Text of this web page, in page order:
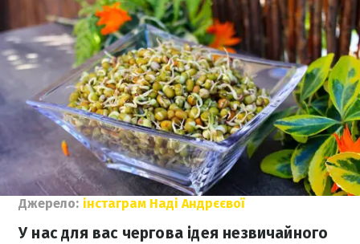
Джерело: інстаграм Наді Андрєєвої
У нас для вас чергова ідея незвичайного